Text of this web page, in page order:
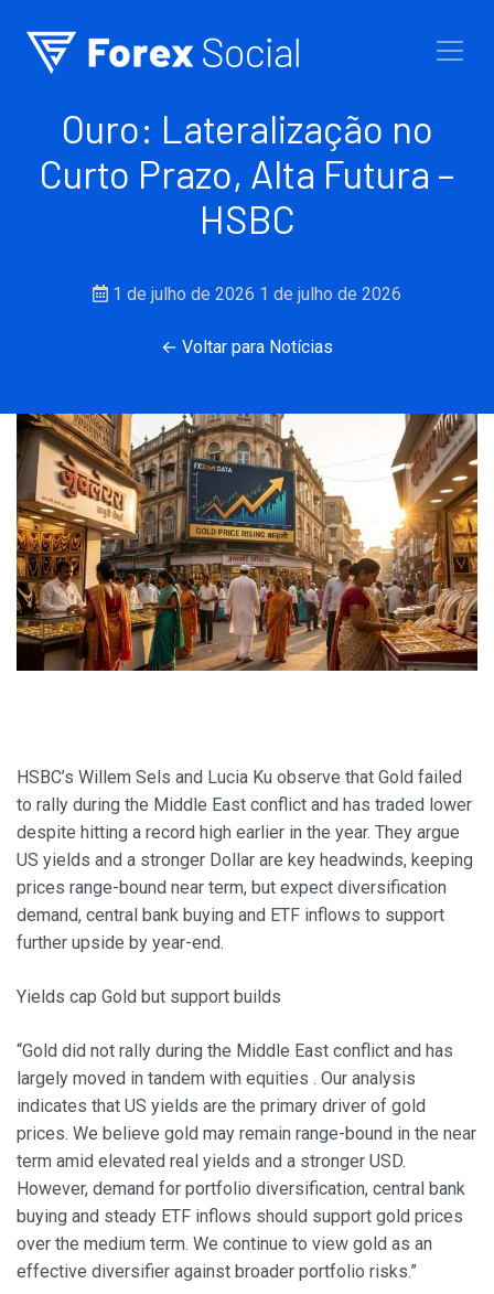
Ouro: Lateralização no
Curto Prazo, Alta Futura –
HSBC
1 de julho de 2026 1 de julho de 2026
← Voltar para Notícias
HSBC’s Willem Sels and Lucia Ku observe that Gold failed
to rally during the Middle East conflict and has traded lower
despite hitting a record high earlier in the year. They argue
US yields and a stronger Dollar are key headwinds, keeping
prices range-bound near term, but expect diversification
demand, central bank buying and ETF inflows to support
further upside by year-end.
Yields cap Gold but support builds
“Gold did not rally during the Middle East conflict and has
largely moved in tandem with equities . Our analysis
indicates that US yields are the primary driver of gold
prices. We believe gold may remain range-bound in the near
term amid elevated real yields and a stronger USD.
However, demand for portfolio diversification, central bank
buying and steady ETF inflows should support gold prices
over the medium term. We continue to view gold as an
effective diversifier against broader portfolio risks.”